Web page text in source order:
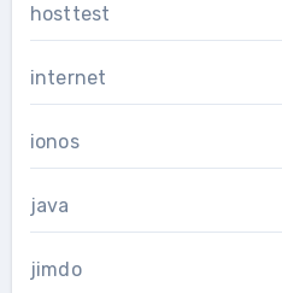
hosttest
internet
ionos
java
jimdo